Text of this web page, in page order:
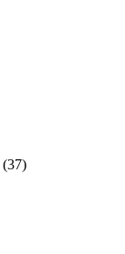
(37)